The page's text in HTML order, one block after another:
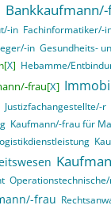
in Fachinformatiker/-
in Gesundheits-
X] Hebamme/
frau[X]
Justizfachangestellte/-r
Kaufmann/-frau für
frau